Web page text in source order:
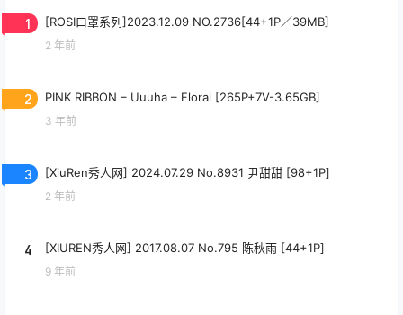
1 [ROSI口罩系列]2023.12.09 NO.2736[44+1P／39MB]
2 年前
2 PINK RIBBON – Uuuha – Floral [265P+7V-3.65GB]
3 年前
3 [XiuRen秀人网] 2024.07.29 No.8931 尹甜甜 [98+1P]
2 年前
4 [XIUREN秀人网] 2017.08.07 No.795 陈秋雨 [44+1P]
9 年前